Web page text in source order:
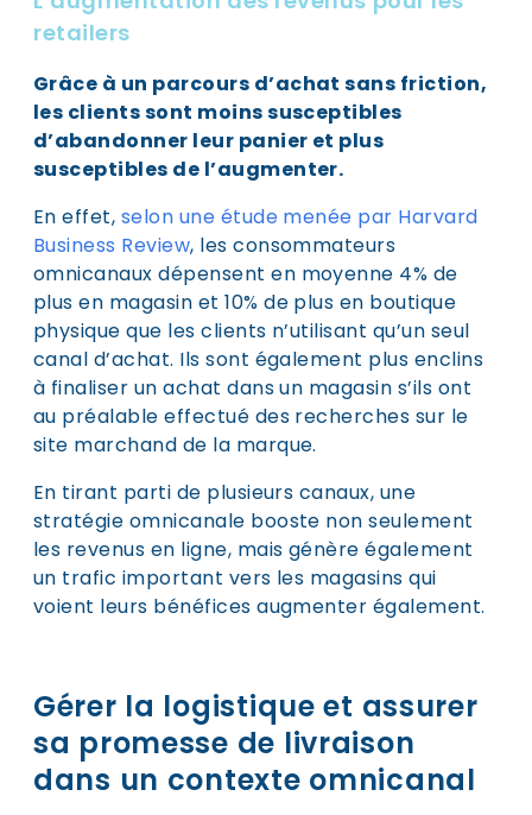
retailers
Grâce à un parcours d’achat sans friction,
les clients sont moins susceptibles
d’abandonner leur panier et plus
susceptibles de l’augmenter.
En effet, selon une étude menée par Harvard
Business Review, les consommateurs
omnicanaux dépensent en moyenne 4% de
plus en magasin et 10% de plus en boutique
physique que les clients n’utilisant qu’un seul
canal d’achat. Ils sont également plus enclins
à finaliser un achat dans un magasin s’ils ont
au préalable effectué des recherches sur le
site marchand de la marque.
En tirant parti de plusieurs canaux, une
stratégie omnicanale booste non seulement
les revenus en ligne, mais génère également
un trafic important vers les magasins qui
voient leurs bénéfices augmenter également.
Gérer la logistique et assurer
sa promesse de livraison
dans un contexte omnicanal